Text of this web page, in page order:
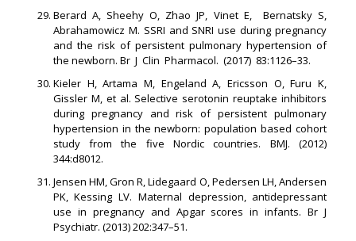
Berard A, Sheehy O, Zhao JP, Vinet E, Bernatsky S,
Abrahamowicz M. SSRI and SNRI use during pregnancy
and the risk of persistent pulmonary hypertension of
the newborn. Br J Clin Pharmacol. (2017) 83:1126–33.
Kieler H, Artama M, Engeland A, Ericsson O, Furu K,
Gissler M, et al. Selective serotonin reuptake inhibitors
during pregnancy and risk of persistent pulmonary
hypertension in the newborn: population based cohort
study from the five Nordic countries. BMJ. (2012)
344:d8012.
Jensen HM, Gron R, Lidegaard O, Pedersen LH, Andersen
PK, Kessing LV. Maternal depression, antidepressant
use in pregnancy and Apgar scores in infants. Br J
Psychiatr. (2013) 202:347–51.